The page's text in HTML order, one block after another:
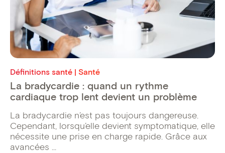
Définitions santé | Santé
La bradycardie : quand un rythme
cardiaque trop lent devient un problème
La bradycardie n’est pas toujours dangereuse.
Cependant, lorsqu’elle devient symptomatique, elle
nécessite une prise en charge rapide. Grâce aux
avancées ...